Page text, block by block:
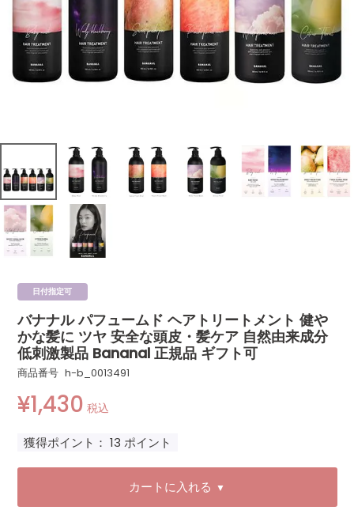
日付指定可
バナナル パフュームド ヘアトリートメント 健や
かな髪に ツヤ 安全な頭皮・髪ケア 自然由来成分
低刺激製品 Bananal 正規品 ギフト可
商品番号 h-b_0013491
¥1,430 税込
獲得ポイント： 13 ポイント
カートに入れる ▼